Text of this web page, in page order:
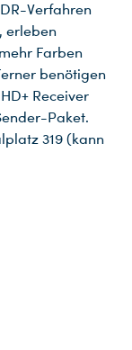
Verfahren
erleben
Farben
benötigen
Receiver
Paket.
319 (kann